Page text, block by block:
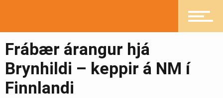
Heilsueflandi samfélag
Frábær árangur hjá
Brynhildi – keppir á NM í
Finnlandi